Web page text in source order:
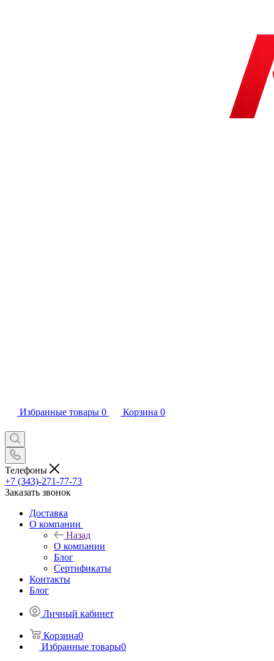
Избранные товары 0 Корзина 0
Телефоны
+7 (343)-271-77-73
Заказать звонок
Доставка
О компании
Назад
О компании
Блог
Сертификаты
Контакты
Блог
Личный кабинет
Корзина0
Избранные товары0